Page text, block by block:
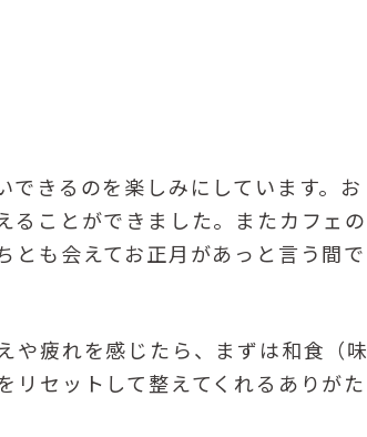
きるのを楽しみにしています。お
ることができました。またカフェの
とも会えてお正月があっと言う間で
や疲れを感じたら、まずは和食（味
リセットして整えてくれるありがた